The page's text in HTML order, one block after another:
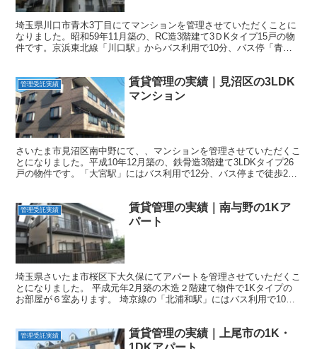
埼玉県川口市青木3丁目にてマンションを管理させていただくことに
なりました。昭和59年11月築の、RC造3階建て3ＤKタイプ15戸の物
件です。京浜東北線「川口駅」からバス利用で10分、バス停「青木
管理受託実績
賃貸管理の実績｜見沼区の3LDK
マンション
さいたま市見沼区南中野にて、、マンションを管理させていただくこ
とになりました。平成10年12月築の、鉄骨造3階建て3LDKタイプ26
戸の物件です。「大宮駅」にはバス利用で12分、バス停まで徒歩2分
管理受託実績
賃貸管理の実績｜南与野の1Kア
パート
埼玉県さいたま市桜区下大久保にてアパートを管理させていただくこ
とになりました。 平成元年2月築の木造２階建て物件で1Kタイプの
お部屋が６室あります。 埼京線の「北浦和駅」にはバス利用で10
管理受託実績
賃貸管理の実績｜上尾市の1K・